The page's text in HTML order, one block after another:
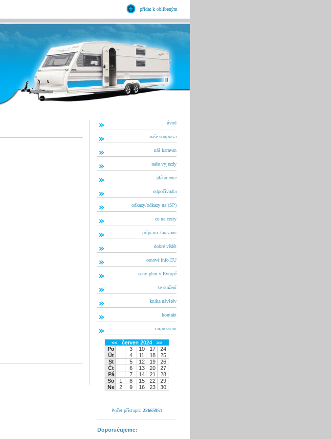
přidat k oblíbeným
úvod
naše souprava
náš karavan
naše výjezdy
plánujeme
odpočívadla
odkazy/odkazy na (SP)
co na cesty
příprava karavanu
dobré vědět
cenové info EU
ceny phm v Evropě
ke stažení
kniha návštěv
kontakt
impressum
<< červen 2024
>>
Po
3 10 17
24
Út
4 11 18
25
St
5 12 19
26
Čt
6 13 20
27
Pá
7 14 21
28
So
1 8 15 22
29
Ne
2 9 16 23 30
Počet přístupů: 22665951
Doporučujeme: